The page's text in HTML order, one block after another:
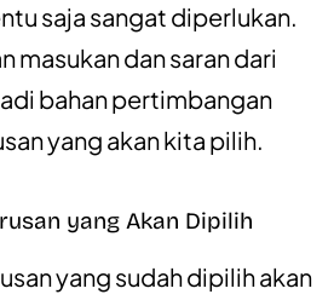
saja sangat diperlukan.
masukan dan saran dari
bahan pertimbangan
yang akan kita pilih.
yang Akan Dipilih
yang sudah dipilih akan